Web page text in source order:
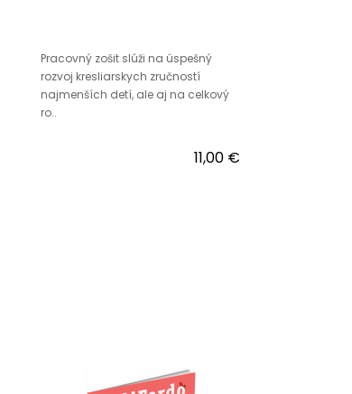
Pracovný zošit slúži na úspešný
rozvoj kresliarskych zručností
najmenších detí, ale aj na celkový
ro..
11,00 €